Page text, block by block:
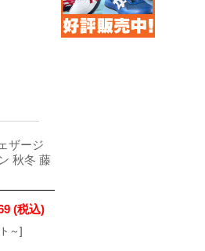
ザージ
秋冬 藤
(税込)
～]